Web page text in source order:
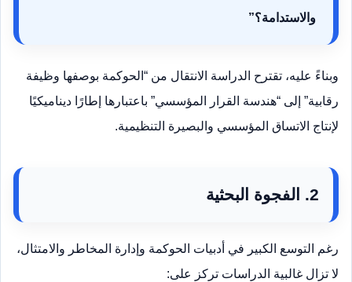
والاستدامة؟”
وبناءً عليه، تقترح الدراسة الانتقال من “الحوكمة بوصفها وظيفة
رقابية” إلى “هندسة القرار المؤسسي” باعتبارها إطارًا ديناميكيًا
لإنتاج الاتساق المؤسسي والبصيرة التنظيمية.
2. الفجوة البحثية
رغم التوسع الكبير في أدبيات الحوكمة وإدارة المخاطر والامتثال،
لا تزال غالبية الدراسات تركز على: